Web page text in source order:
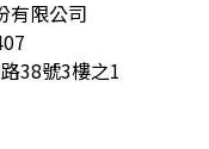
有限公司
38號3樓之1